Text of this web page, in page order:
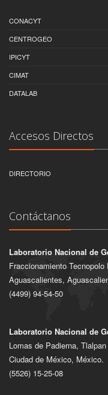
CONACYT
CENTROGEO
IPICYT
CIMAT
DATALAB
Accesos Directos
DIRECTORIO
Contáctanos
Laboratorio Nacional de
Fraccionamiento Tecnopolo
Aguascalientes,
(4499) 94-54-50
Laboratorio Nacional de
Lomas de Padierna, Tlalpan
Ciudad de México, México.
(5526) 15-25-08